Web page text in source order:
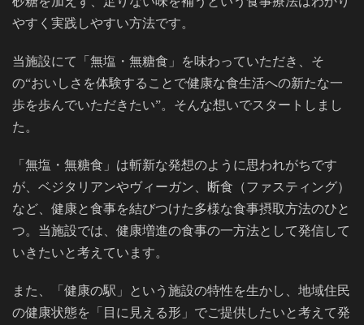
やすく実践しやすい方法です。
当施設にて「無塩・無糖食」を味わっていただき、そ
の“おいしさを体験することで健康な食生活への新たな一
歩を歩んでいただきたい”。そんな想いでスタートしまし
た。
「無塩・無糖食」は斬新な発想のように思われがちです
が、ベジタリアンやヴィーガン、断食（ファスティング）
など、健康と食事を結びつけた多様な食事摂取方法のひと
つ。当施設では、健康増進の食事の一方法として発信して
いきたいと考えています。
また、「健康の駅」という施設の特性を生かし、地域住民
の健康状態を「目に見える形」でご提供したいと考えて発